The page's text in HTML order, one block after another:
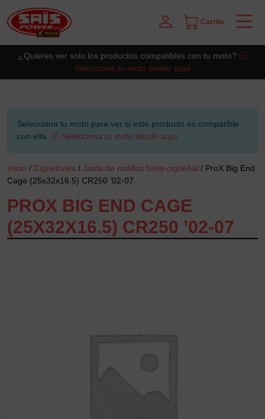
Carrito
¿Quieres ver solo los productos compatibles con tu moto?
Selecciona tu moto desde aquí
Selecciona tu moto para ver si este producto es compatible
con ella.
Selecciona tu moto desde aquí
Inicio / Cigüeñales / Jaula de rodillos biela-cigüeñal / ProX Big End
Cage (25x32x16.5) CR250 ’02-07
PROX BIG END CAGE
(25X32X16.5) CR250 ’02-07